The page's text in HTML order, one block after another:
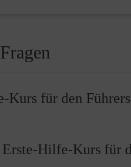
Kurs für den
Erste-Hilfe-Kurs ist Pflicht,
nachweisen,
Hilfe-Kurs für